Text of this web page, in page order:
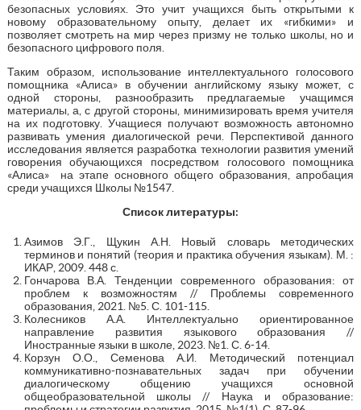
безопасных условиях. Это учит учащихся быть открытыми к
новому образовательному опыту, делает их «гибкими» и
позволяет смотреть на мир через призму не только школы, но и
безопасного цифрового поля.
Таким образом, использование интеллектуального голосового
помощника «Алиса» в обучении английскому языку может, с
одной стороны, разнообразить предлагаемые учащимся
материалы, а, с другой стороны, минимизировать время учителя
на их подготовку. Учащиеся получают возможность автономно
развивать умения диалогической речи. Перспективой данного
исследования является разработка технологии развития умений
говорения обучающихся посредством голосового помощника
«Алиса» на этапе основного общего образования, апробация
среди учащихся Школы №1547.
Список литературы:
Азимов Э.Г., Щукин А.Н. Новый словарь методических
терминов и понятий (теория и практика обучения языкам). М. :
ИКАР, 2009. 448 с.
Гончарова В.А. Тенденции современного образования: от
проблем к возможностям // Проблемы современного
образования, 2021. №5. С. 101-115.
Колесников А.А. Интеллектуально ориентированное
направление развития языкового образования //
Иностранные языки в школе, 2023. №1. С. 6-14.
Корзун О.О., Семенова А.И. Методический потенциал
коммуникативно-познавательных задач при обучении
диалогическому общению учащихся основной
общеобразовательной школы // Наука и образование: